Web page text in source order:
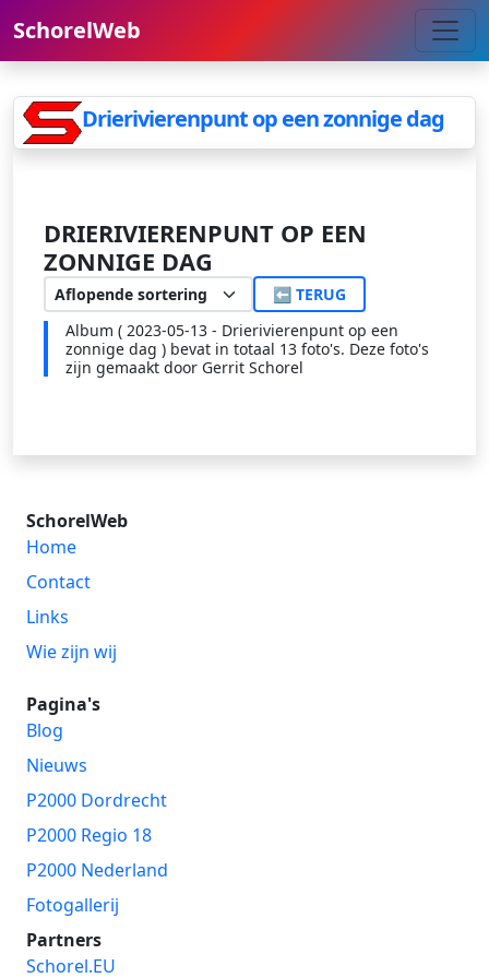
SchorelWeb
Drierivierenpunt op een zonnige dag
DRIERIVIERENPUNT OP EEN
ZONNIGE DAG
⬅ TERUG
Album ( 2023-05-13 - Drierivierenpunt op een
zonnige dag ) bevat in totaal 13 foto's. Deze foto's
zijn gemaakt door Gerrit Schorel
SchorelWeb
Home
Contact
Links
Wie zijn wij
Pagina's
Blog
Nieuws
P2000 Dordrecht
P2000 Regio 18
P2000 Nederland
Fotogallerij
Partners
Schorel.EU